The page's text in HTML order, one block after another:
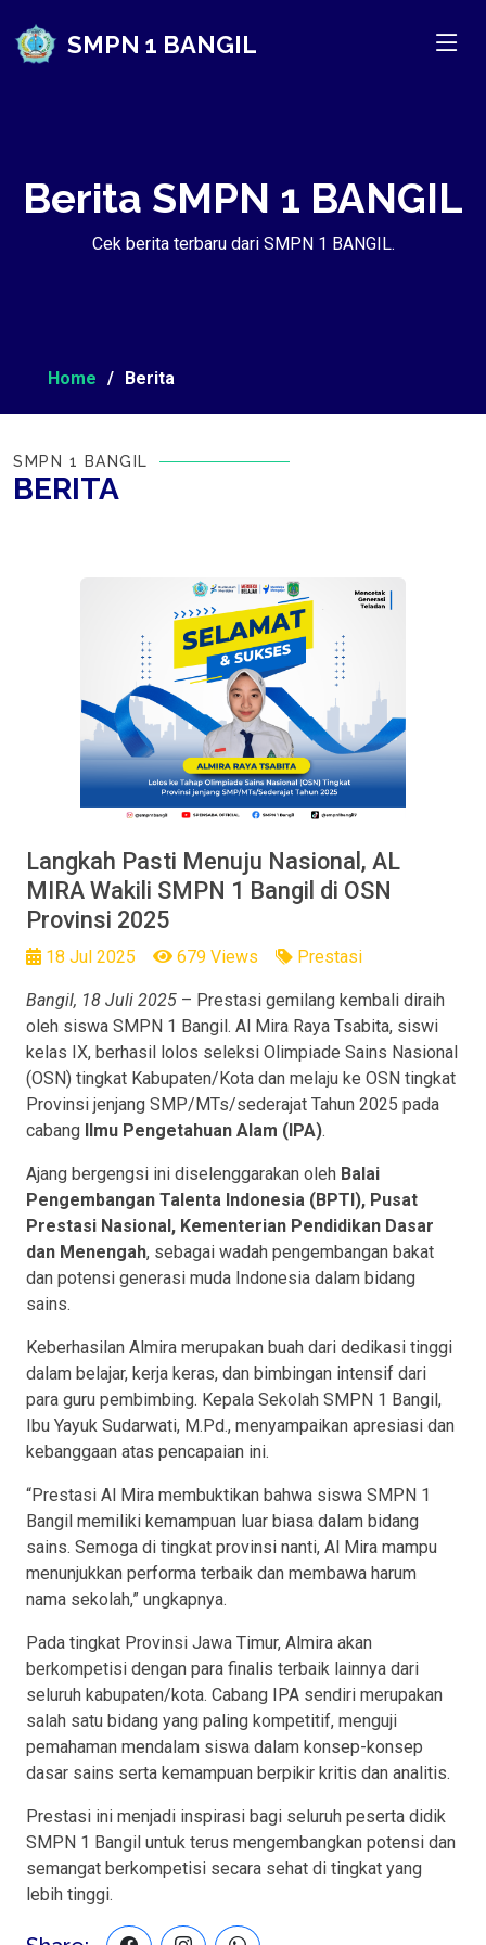
SMPN 1 BANGIL
Berita SMPN 1 BANGIL
Cek berita terbaru dari SMPN 1 BANGIL.
Home Berita
SMPN 1 BANGIL
BERITA
Langkah Pasti Menuju Nasional, AL
MIRA Wakili SMPN 1 Bangil di OSN
Provinsi 2025
18 Jul 2025 679 Views Prestasi
Bangil, 18 Juli 2025 – Prestasi gemilang kembali diraih
oleh siswa SMPN 1 Bangil. Al Mira Raya Tsabita, siswi
kelas IX, berhasil lolos seleksi Olimpiade Sains Nasional
(OSN) tingkat Kabupaten/Kota dan melaju ke OSN tingkat
Provinsi jenjang SMP/MTs/sederajat Tahun 2025 pada
cabang Ilmu Pengetahuan Alam (IPA).
Ajang bergengsi ini diselenggarakan oleh Balai
Pengembangan Talenta Indonesia (BPTI), Pusat
Prestasi Nasional, Kementerian Pendidikan Dasar
dan Menengah, sebagai wadah pengembangan bakat
dan potensi generasi muda Indonesia dalam bidang
sains.
Keberhasilan Almira merupakan buah dari dedikasi tinggi
dalam belajar, kerja keras, dan bimbingan intensif dari
para guru pembimbing. Kepala Sekolah SMPN 1 Bangil,
Ibu Yayuk Sudarwati, M.Pd., menyampaikan apresiasi dan
kebanggaan atas pencapaian ini.
“Prestasi Al Mira membuktikan bahwa siswa SMPN 1
Bangil memiliki kemampuan luar biasa dalam bidang
sains. Semoga di tingkat provinsi nanti, Al Mira mampu
menunjukkan performa terbaik dan membawa harum
nama sekolah,” ungkapnya.
Pada tingkat Provinsi Jawa Timur, Almira akan
berkompetisi dengan para finalis terbaik lainnya dari
seluruh kabupaten/kota. Cabang IPA sendiri merupakan
salah satu bidang yang paling kompetitif, menguji
pemahaman mendalam siswa dalam konsep-konsep
dasar sains serta kemampuan berpikir kritis dan analitis.
Prestasi ini menjadi inspirasi bagi seluruh peserta didik
SMPN 1 Bangil untuk terus mengembangkan potensi dan
semangat berkompetisi secara sehat di tingkat yang
lebih tinggi.